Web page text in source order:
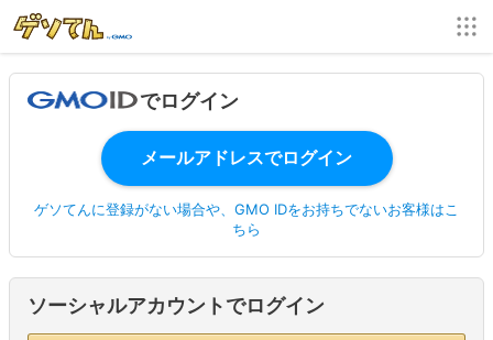
でログイン
ゲソてんに登録がない場合や、GMO IDをお持ちでないお客様はこ
ちら
ソーシャルアカウントでログイン